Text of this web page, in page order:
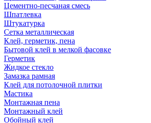
Цементно-песчаная смесь
Шпатлевка
Штукатурка
Сетка металлическая
Клей, герметик, пена
Бытовой клей в мелкой фасовке
Герметик
Жидкое стекло
Замазка рамная
Клей для потолочной плитки
Мастика
Монтажная пена
Монтажный клей
Обойный клей